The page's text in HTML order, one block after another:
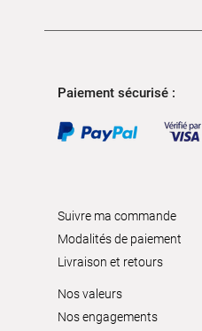
Paiement sécurisé :
Suivre ma commande
Modalités de paiement
Livraison et retours
Nos valeurs
Nos engagements